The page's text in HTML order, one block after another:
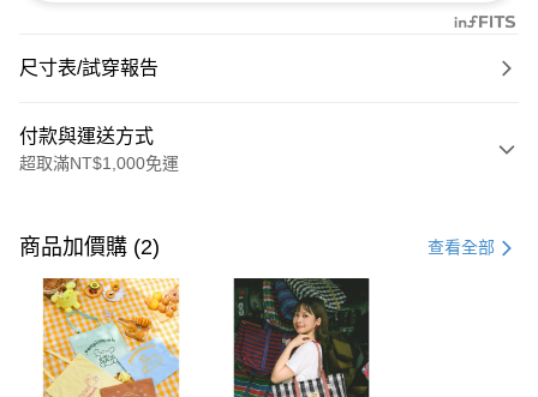
尺寸表/試穿報告
付款與運送方式
超取滿NT$1,000免運
信用卡一次付款
購物金
超商取貨付款
LINE Pay
商品加價購 (2) 查看全部